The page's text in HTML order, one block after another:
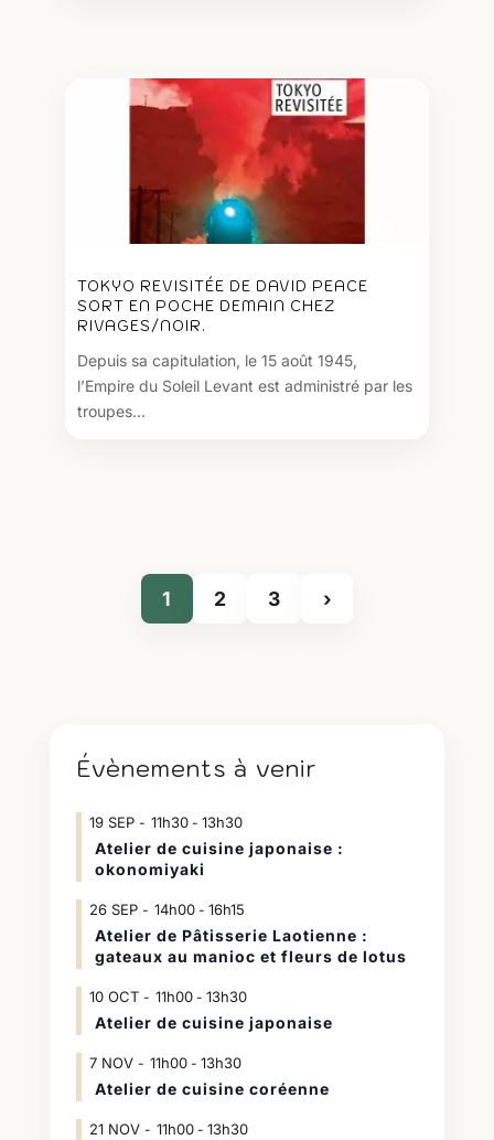
TOKYO REVISITÉE DE DAVID PEACE
SORT EN POCHE DEMAIN CHEZ
RIVAGES/NOIR.
Depuis sa capitulation, le 15 août 1945,
l’Empire du Soleil Levant est administré par les
troupes...
1 2 3 ›
Évènements à venir
19 SEP 11h30- 13h30
Atelier de cuisine japonaise :
okonomiyaki
26 SEP 14h00- 16h15
Atelier de Pâtisserie Laotienne :
gateaux au manioc et fleurs de lotus
10 OCT 11h00- 13h30
Atelier de cuisine japonaise
7 NOV 11h00- 13h30
Atelier de cuisine coréenne
21 NOV 11h00- 13h30